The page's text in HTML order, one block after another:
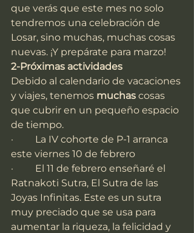
que verás que este mes no solo
tendremos una celebración de
Losar, sino muchas, muchas cosas
nuevas. ¡Y prepárate para marzo!
2-Próximas actividades
Debido al calendario de vacaciones
y viajes, tenemos muchas cosas
que cubrir en un pequeño espacio
de tiempo.
·         La IV cohorte de P-1 arranca
este viernes 10 de febrero
·         El 11 de febrero enseñaré el
Ratnakoti Sutra, El Sutra de las
Joyas Infinitas. Este es un sutra
muy preciado que se usa para
aumentar la riqueza, la felicidad y